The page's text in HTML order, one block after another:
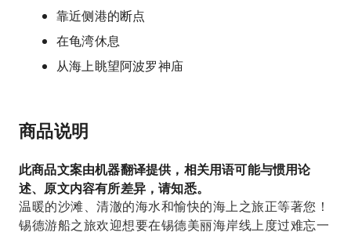
靠近侧港的断点
在龟湾休息
从海上眺望阿波罗神庙
商品说明
此商品文案由机器翻译提供，相关用语可能与惯用论
述、原文内容有所差异，请知悉。
温暖的沙滩、清澈的海水和愉快的海上之旅正等著您！
锡德游船之旅欢迎想要在锡德美丽海岸线上度过难忘一